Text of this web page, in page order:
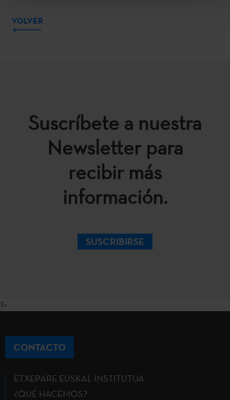
VOLVER
Suscríbete a nuestra
Newsletter para
recibir más
información.
SUSCRIBIRSE
?>
CONTACTO
ETXEPARE EUSKAL INSTITUTUA
¿QUÉ HACEMOS?